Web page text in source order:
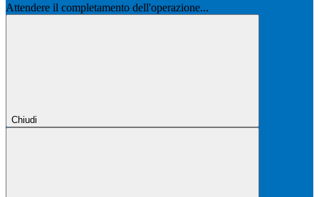
Attendere il completamento dell'operazione...
Chiudi